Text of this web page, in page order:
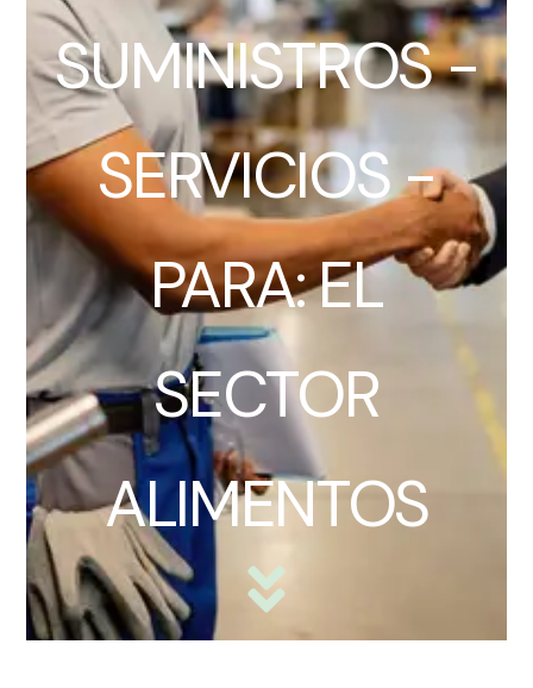
SUMINISTROS -
SERVICIOS -
PARA: EL
SECTOR
ALIMENTOS